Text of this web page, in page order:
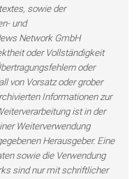
sowie der
und
Network GmbH
oder Vollständigkeit
oder
von Vorsatz oder grober
Informationen zur
ist in der
Weiterverwendung
Herausgeber. Eine
sowie die Verwendung
sind nur mit schriftlicher